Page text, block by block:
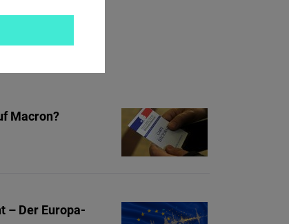
Macron?
– Der Europa-